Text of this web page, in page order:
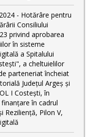
- Hotărâre pentru
Consiliului
privind aprobarea
în sisteme
a Spitalului
a cheltuielilor
parteneriat încheiat
Județul Argeș și
I Costești, în
în cadrul
Reziliență, Pilon V,